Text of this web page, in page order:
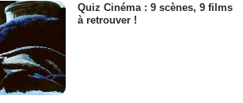
Quiz Cinéma : 9 scènes, 9 films
à retrouver !